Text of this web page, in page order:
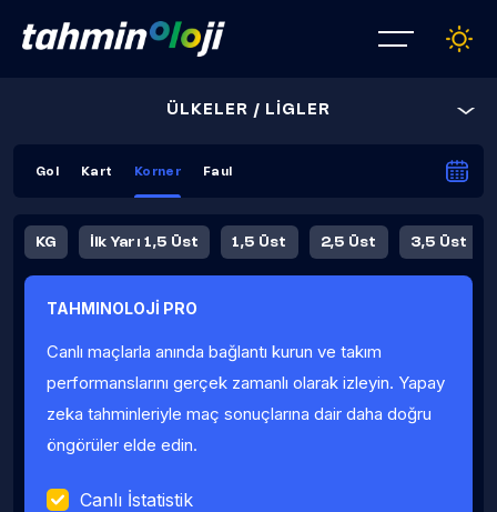
ÜLKELER / LİGLER
Gol Kart Korner Faul
KG İlk Yarı 1,5 Üst 1,5 Üst 2,5 Üst 3,5 Üst
Fauller Ortalama
TAHMINOLOJİ PRO
Canlı maçlarla anında bağlantı kurun ve takım
performanslarını gerçek zamanlı olarak izleyin. Yapay
zeka tahminleriyle maç sonuçlarına dair daha doğru
öngörüler elde edin.
Canlı İstatistik